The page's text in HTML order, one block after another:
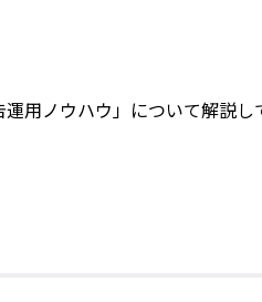
用ノウハウ」について解説し